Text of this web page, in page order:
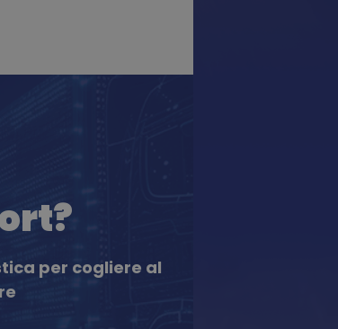
per cogliere al